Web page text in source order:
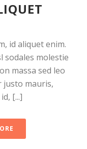
id aliquet enim.
sodales molestie
massa sed leo
justo mauris,
[...]